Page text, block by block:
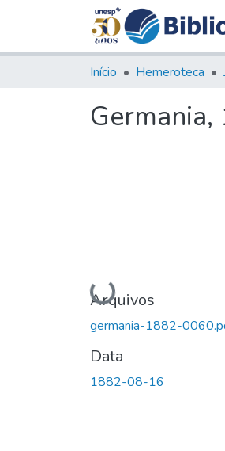
Início Hemeroteca
Germania,
Carregando...
Arquivos
germania-1882-
Data
1882-08-16